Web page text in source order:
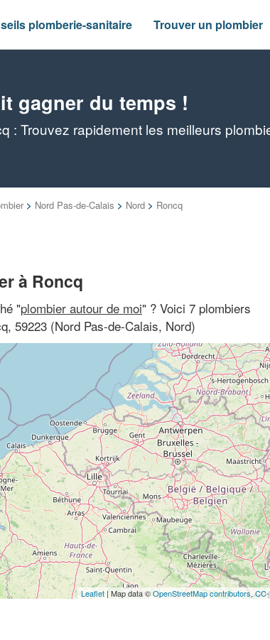
plomberie-sanitaire Trouver un plombier
gagner du temps !
: Trouvez rapidement les meilleurs
> Nord Pas-de-Calais > Nord > Roncq
à Roncq
"plombier autour de moi" ? Voici 7 plombiers
59223 (Nord Pas-de-Calais, Nord)
Leaflet | Map data ©OpenStreetMap contributors,